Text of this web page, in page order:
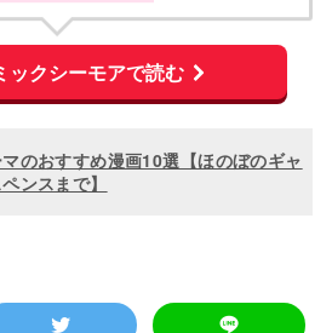
ックシーモアで読む
のおすすめ漫画10選【ほのぼのギャ
ンスまで】